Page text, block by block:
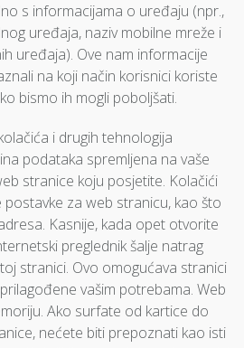
s informacijama o uređaju (npr.,
uređaja, naziv mobilne mreže i
uređaja). Ove nam informacije
na koji način korisnici koriste
bismo ih mogli poboljšati.
i drugih tehnologija
podataka spremljena na vaše
stranice koju posjetite. Kolačići
za web stranicu, kao što
Kasnije, kada opet otvorite
preglednik šalje natrag
stranici. Ovo omogućava stranici
vašim potrebama. Web
Ako surfate od kartice do
nećete biti prepoznati kao isti